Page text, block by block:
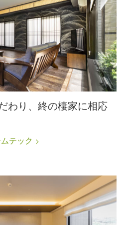
わり、終の棲家に相応
テック